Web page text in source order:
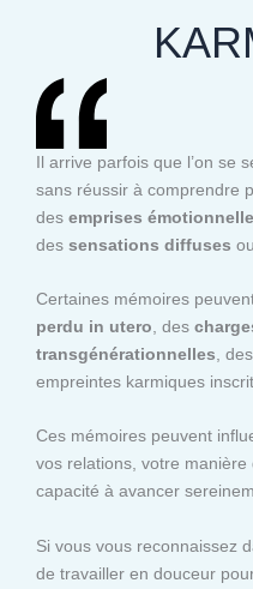
Il arrive parfois que l’on se
sans réussir à comprendre
des emprises
des sensations diffuses
Certaines mémoires
perdu in utero , des
transgénérationnelles ,
empreintes karmiques
Ces mémoires peuvent
vos relations, votre
capacité à avancer
Si vous vous reconnaissez
de travailler en douceur